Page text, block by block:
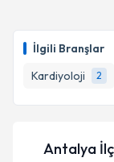
İlgili Branşlar
Kardiyoloji
2
için bir
E-posta
Antalya